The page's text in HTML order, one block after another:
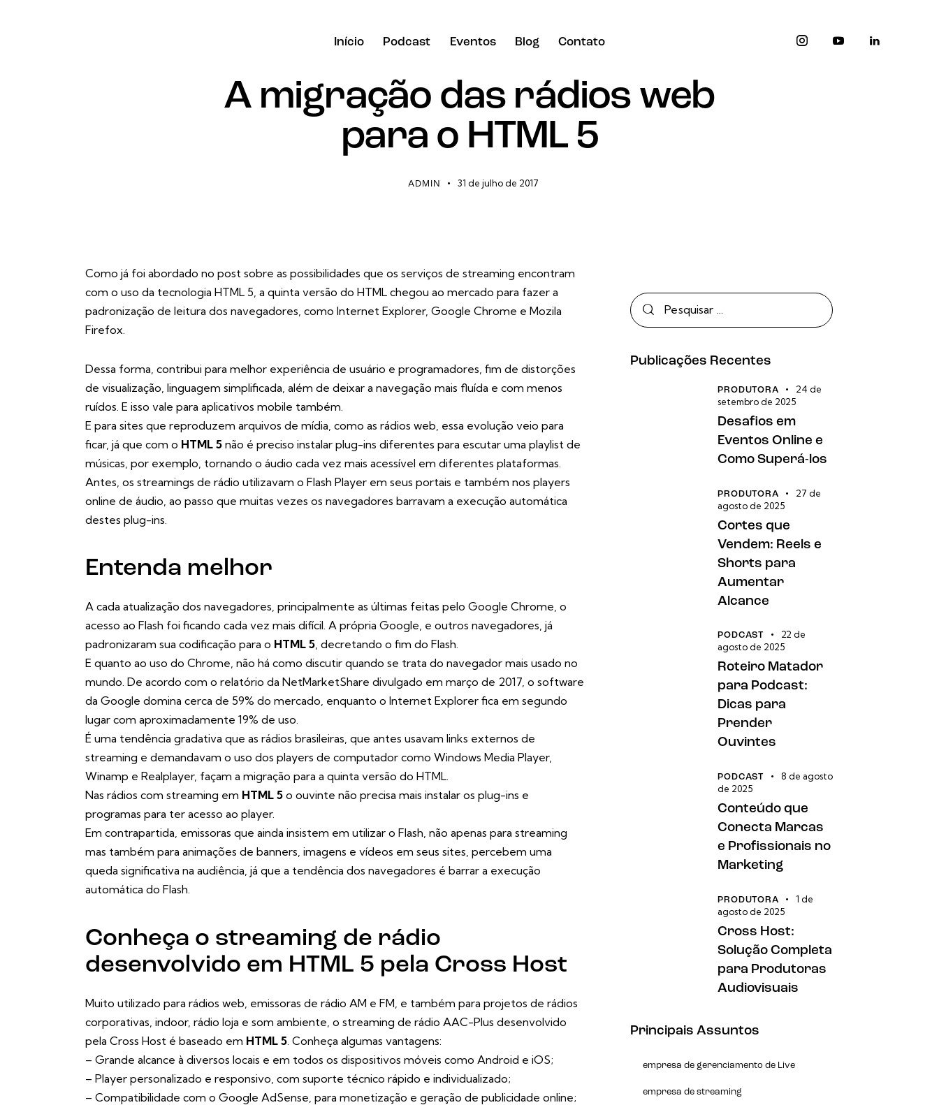
Início Podcast Eventos Blog Contato
Início Podcast Eventos Blog Contato
A migração das rádios web
para o HTML 5
ADMIN 31 de julho de 2017
Como já foi abordado no post sobre as possibilidades que os serviços de streaming encontram
com o uso da tecnologia HTML 5, a quinta versão do HTML chegou ao mercado para fazer a
padronização de leitura dos navegadores, como Internet Explorer, Google Chrome e Mozila
Firefox.
Dessa forma, contribui para melhor experiência de usuário e programadores, fim de distorções
de visualização, linguagem simplificada, além de deixar a navegação mais fluída e com menos
ruídos. E isso vale para aplicativos mobile também.
E para sites que reproduzem arquivos de mídia, como as rádios web, essa evolução veio para
ficar, já que com o HTML 5 não é preciso instalar plug-ins diferentes para escutar uma playlist de
músicas, por exemplo, tornando o áudio cada vez mais acessível em diferentes plataformas.
Antes, os streamings de rádio utilizavam o Flash Player em seus portais e também nos players
online de áudio, ao passo que muitas vezes os navegadores barravam a execução automática
destes plug-ins.
Entenda melhor
A cada atualização dos navegadores, principalmente as últimas feitas pelo Google Chrome, o
acesso ao Flash foi ficando cada vez mais difícil. A própria Google, e outros navegadores, já
padronizaram sua codificação para o HTML 5, decretando o fim do Flash.
E quanto ao uso do Chrome, não há como discutir quando se trata do navegador mais usado no
mundo. De acordo com o relatório da NetMarketShare divulgado em março de 2017, o software
da Google domina cerca de 59% do mercado, enquanto o Internet Explorer fica em segundo
lugar com aproximadamente 19% de uso.
É uma tendência gradativa que as rádios brasileiras, que antes usavam links externos de
streaming e demandavam o uso dos players de computador como Windows Media Player,
Winamp e Realplayer, façam a migração para a quinta versão do HTML.
Nas rádios com streaming em HTML 5 o ouvinte não precisa mais instalar os plug-ins e
programas para ter acesso ao player.
Em contrapartida, emissoras que ainda insistem em utilizar o Flash, não apenas para streaming
mas também para animações de banners, imagens e vídeos em seus sites, percebem uma
queda significativa na audiência, já que a tendência dos navegadores é barrar a execução
automática do Flash.
Conheça o streaming de rádio
desenvolvido em HTML 5 pela Cross Host
Muito utilizado para rádios web, emissoras de rádio AM e FM, e também para projetos de rádios
corporativas, indoor, rádio loja e som ambiente, o streaming de rádio AAC-Plus desenvolvido
pela Cross Host é baseado em HTML 5 . Conheça algumas vantagens:
– Grande alcance à diversos locais e em todos os dispositivos móveis como Android e iOS;
– Player personalizado e responsivo, com suporte técnico rápido e individualizado;
– Compatibilidade com o Google AdSense, para monetização e geração de publicidade online;
Publicações Recentes
PRODUTORA
24 de
setembro de 2025
Desafios em
Eventos Online e
Como Superá-los
PRODUTORA
27 de
agosto de 2025
Cortes que
Vendem: Reels e
Shorts para
Aumentar
Alcance
PODCAST
22 de
agosto de 2025
Roteiro Matador
para Podcast:
Dicas para
Prender
Ouvintes
PODCAST
8 de agosto
de 2025
Conteúdo que
Conecta Marcas
e Profissionais no
Marketing
PRODUTORA
1 de
agosto de 2025
Cross Host:
Solução Completa
para Produtoras
Audiovisuais
Principais Assuntos
empresa de gerenciamento de Live
empresa de streaming